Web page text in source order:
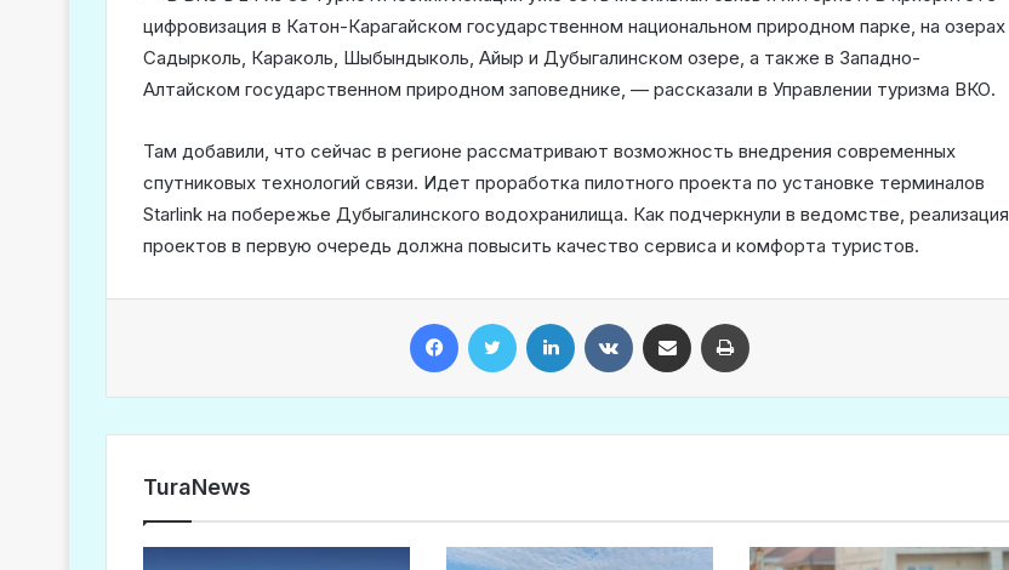
цифровизация в Катон-Карагайском государственном национальном природном парке, на озерах
Садырколь, Караколь, Шыбындыколь, Айыр и Дубыгалинском озере, а также в Западно-
Алтайском государственном природном заповеднике, — рассказали в Управлении туризма ВКО.
Там добавили, что сейчас в регионе рассматривают возможность внедрения современных
спутниковых технологий связи. Идет проработка пилотного проекта по установке терминалов
Starlink на побережье Дубыгалинского водохранилища. Как подчеркнули в ведомстве, реализация
проектов в первую очередь должна повысить качество сервиса и комфорта туристов.
TuraNews